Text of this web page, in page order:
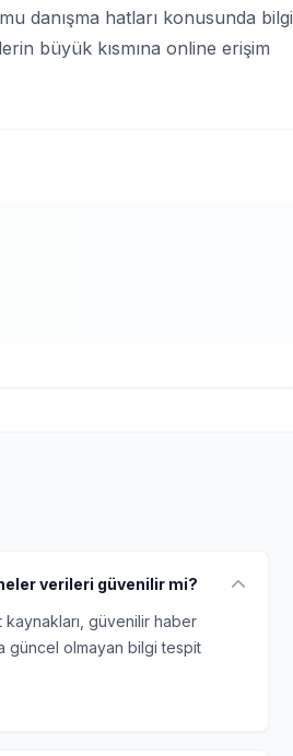
danışma hatları konusunda bilgi
büyük kısmına online erişim
verileri güvenilir mi?
güvenilir haber
güncel olmayan bilgi tespit